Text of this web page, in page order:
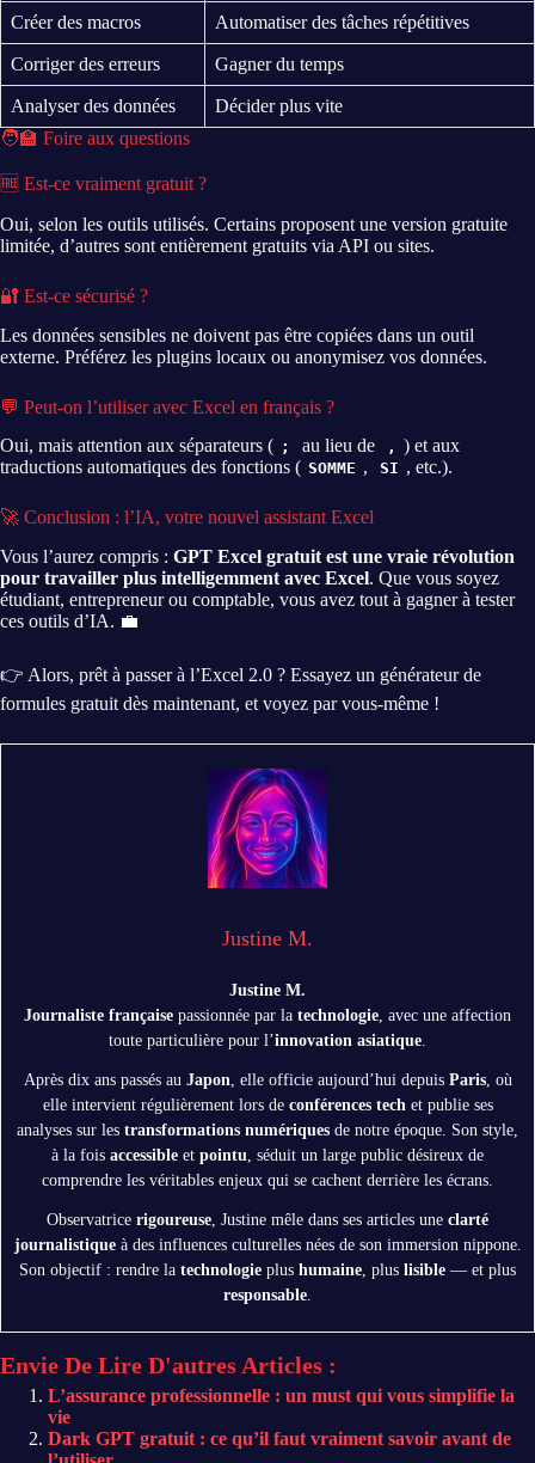
Créer des macros Automatiser des tâches répétitives
Corriger des erreurs Gagner du temps
Analyser des données
Décider plus vite
🧑‍🏫 Foire aux questions
🆓 Est-ce vraiment gratuit ?
Oui, selon les outils utilisés. Certains proposent une version gratuite
limitée, d’autres sont entièrement gratuits via API ou sites.
🔐 Est-ce sécurisé ?
Les données sensibles ne doivent pas être copiées dans un outil
externe. Préférez les plugins locaux ou anonymisez vos données.
💬 Peut-on l’utiliser avec Excel en français ?
Oui, mais attention aux séparateurs ( ; au lieu de , ) et aux
traductions automatiques des fonctions ( SOMME , SI , etc.).
🚀 Conclusion : l’IA, votre nouvel assistant Excel
Vous l’aurez compris : GPT Excel gratuit est une vraie révolution
pour travailler plus intelligemment avec Excel. Que vous soyez
étudiant, entrepreneur ou comptable, vous avez tout à gagner à tester
ces outils d’IA. 💼
👉 Alors, prêt à passer à l’Excel 2.0 ? Essayez un générateur de
formules gratuit dès maintenant, et voyez par vous-même !
Justine M.
Justine M.
Journaliste française passionnée par la technologie, avec une affection
toute particulière pour l’innovation asiatique.
Après dix ans passés au Japon, elle officie aujourd’hui depuis Paris, où
elle intervient régulièrement lors de conférences techet publie ses
analyses sur les transformations numériques de notre époque. Son style,
à la fois accessible et pointu, séduit un large public désireux de
comprendre les véritables enjeux qui se cachent derrière les écrans.
Observatrice rigoureuse, Justine mêle dans ses articles une clarté
journalistiqueà des influences culturelles nées de son immersion nippone.
Son objectif : rendre la technologie plus humaine, plus lisible — et plus
responsable.
Envie De Lire D'autres Articles :
L’assurance professionnelle : un must qui vous simplifie la
vie
Dark GPT gratuit : ce qu’il faut vraiment savoir avant de